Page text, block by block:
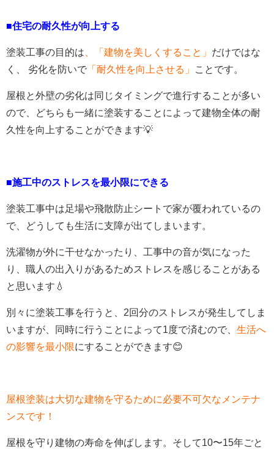
■住宅の耐久性が向上する
塗装工事の目的は 、「建物を美しくすること」 だけではな
く、 劣化を防いで 「耐久性を向上させる」 ことです。
屋根と外壁の劣化は同じタイミングで進行することが多い
ので、どちらも一緒に塗装することによって建物全体の耐
久性を向上することができます💡
■施工中のストレスを最小限にできる
塗装工事中は足場や飛散防止シートで家が覆われているの
で、どうしても生活に支障が出てしまいます。
洗濯物が外に干せなかったり、工事中の音が気になった
り、職人の出入りがあるためストレスを感じることがある
と思います💧
別々に塗装工事を行うと、 2回分のストレスが発生してしま
いますが、同時に行うことによって1度で済むので、 生活へ
の影響を最小限にすることができます😊
屋根塗装は大切な建物を守るために必要不可欠なメンテナ
ンスです！
屋根を守り建物の寿命を伸ばします。そして10〜15年ごと